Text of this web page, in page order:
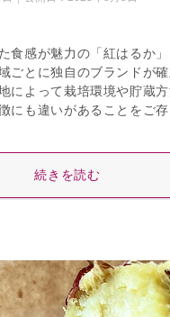
食感が魅力の「紅はるか
ごとに独自のブランドが
によって栽培環境や貯蔵
にも違いがあることをご存
続きを読む